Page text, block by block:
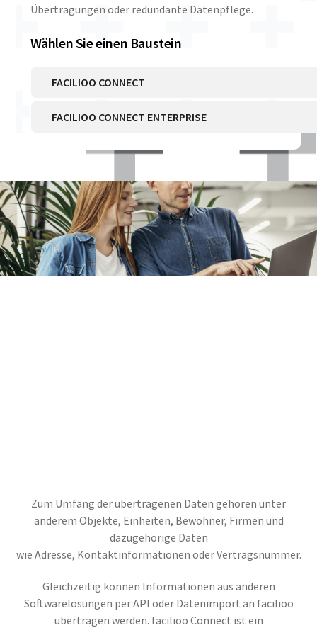
Übertragungen oder redundante Datenpflege.
Wählen Sie einen Baustein
FACILIOO CONNECT
FACILIOO CONNECT ENTERPRISE
Zum Umfang der übertragenen Daten gehören unter
anderem Objekte, Einheiten, Bewohner, Firmen und
dazugehörige Daten
wie Adresse, Kontaktinformationen oder Vertragsnummer.
Gleichzeitig können Informationen aus anderen
Softwarelösungen per API oder Datenimport an facilioo
übertragen werden. facilioo Connect ist ein